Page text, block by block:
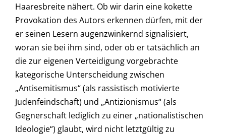
Haaresbreite nähert. Ob wir darin eine kokette
Provokation des Autors erkennen dürfen, mit der
er seinen Lesern augenzwinkernd signalisiert,
woran sie bei ihm sind, oder ob er tatsächlich an
die zur eigenen Verteidigung vorgebrachte
kategorische Unterscheidung zwischen
„Antisemitismus“ (als rassistisch motivierte
Judenfeindschaft) und „Antizionismus“ (als
Gegnerschaft lediglich zu einer „nationalistischen
Ideologie“) glaubt, wird nicht letztgültig zu